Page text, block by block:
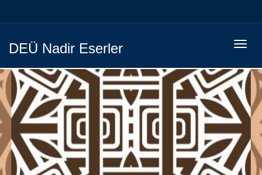
DEÜ Nadir Eserler